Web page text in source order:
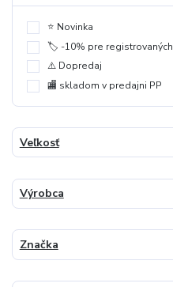
⭐️ Novinka
🏷️ -10% pre registrovaných
⚠️ Dopredaj
🏬 skladom v predajni PP
Veľkosť
Výrobca
Značka